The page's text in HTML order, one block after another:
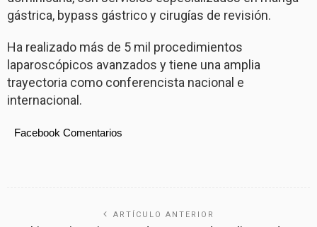
gástrica, bypass gástrico y cirugías de revisión.
Ha realizado más de 5 mil procedimientos
laparoscópicos avanzados y tiene una amplia
trayectoria como conferencista nacional e
internacional.
Facebook Comentarios
ARTÍCULO ANTERIOR